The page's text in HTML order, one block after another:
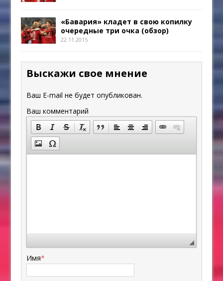
«Бавария» кладет в свою копилку
очередные три очка (обзор)
22.11.2015
Выскажи свое мнение
Ваш E-mail не будет опубликован.
Ваш комментарий
Имя*